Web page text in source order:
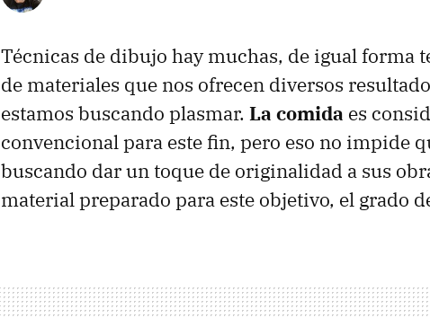
Técnicas de dibujo hay muchas, de igual forma
de materiales que nos ofrecen diversos
estamos buscando plasmar. La comida es
convencional para este fin, pero eso no impide
buscando dar un toque de originalidad a sus
material preparado para este objetivo, el grado